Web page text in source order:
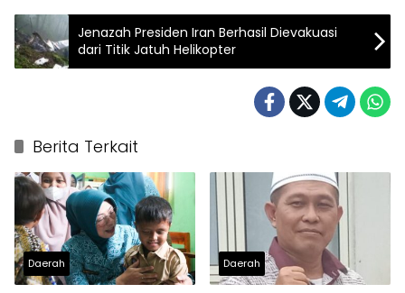
Jenazah Presiden Iran Berhasil Dievakuasi
dari Titik Jatuh Helikopter
Berita Terkait
Daerah Daerah